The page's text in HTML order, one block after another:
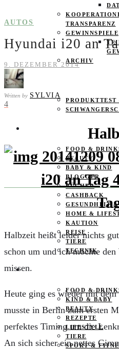
TRANSPARENZ
GEWINNSPIELE
ARCHIV
PRODUKTTEST
PRODUKTTESTER
FOOD &
BEAUTY
BABY & KIND
BLOGGER
BÜCHER
CASHBACK
GESUNDHEIT
HOME &
KAUTION
REISE
TIERE
TECHNIK
KATEGORIEN
FOOD &
KIND & BABY
BEAUTY
REZEPTE
LIFESTYLE
TIERE
SPORT &
AUTOS
Hyundai i20 an
9. DEZEMBER 2014
Written by SYLVIA
4
Halbzeit heißt leider nichts
schon um und ich möchte
missen.
Heute ging es wieder mit
musste in Berlin zum ersten
perfektes Timing um die
An sich sicher ein nettes